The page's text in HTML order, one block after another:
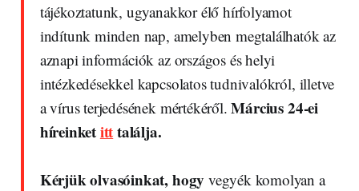
tájékoztatunk, ugyanakkor élő hírfolyamot
indítunk minden nap, amelyben megtalálhatók az
aznapi információk az országos és helyi
intézkedésekkel kapcsolatos tudnivalókról, illetve
a vírus terjedésének mértékéről.Március 24-ei
híreinketitttalálja.
Kérjük olvasóinkat, hogy vegyék komolyan a